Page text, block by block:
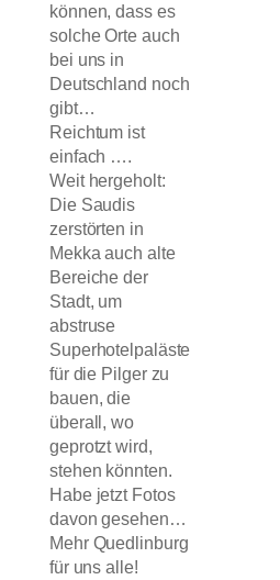
können, dass es
solche Orte auch
bei uns in
Deutschland noch
gibt…
Reichtum ist
einfach ….
Weit hergeholt:
Die Saudis
zerstörten in
Mekka auch alte
Bereiche der
Stadt, um
abstruse
Superhotelpaläste
für die Pilger zu
bauen, die
überall, wo
geprotzt wird,
stehen könnten.
Habe jetzt Fotos
davon gesehen…
Mehr Quedlinburg
für uns alle!